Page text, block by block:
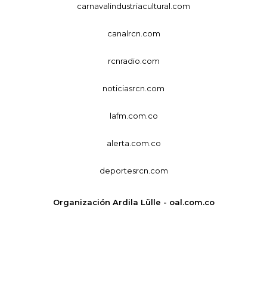
carnavalindustriacultural.com
canalrcn.com
rcnradio.com
noticiasrcn.com
lafm.com.co
alerta.com.co
deportesrcn.com
Organización Ardila Lülle - oal.com.co